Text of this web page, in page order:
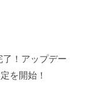
了！アップデー
を開始！